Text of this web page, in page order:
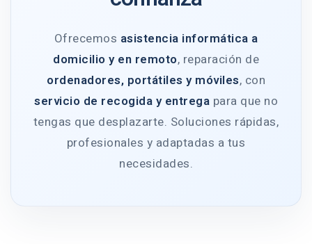
Ofrecemos asistencia informática a
domicilio y en remoto, reparación de
ordenadores, portátiles y móviles, con
servicio de recogida y entrega para que no
tengas que desplazarte. Soluciones rápidas,
profesionales y adaptadas a tus
necesidades.